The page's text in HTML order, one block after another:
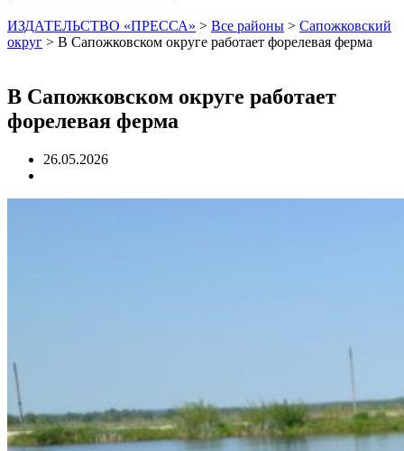
ИЗДАТЕЛЬСТВО «ПРЕССА» > Все районы > Сапожковский
округ > В Сапожковском округе работает форелевая ферма
В Сапожковском округе работает
форелевая ферма
26.05.2026